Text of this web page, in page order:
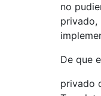
no
privado,
De que
privado